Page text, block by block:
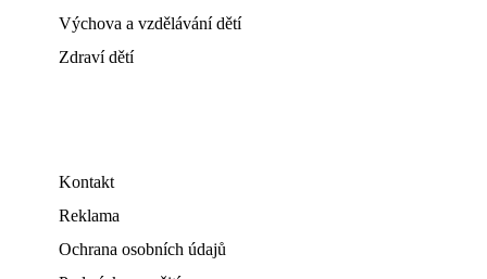
Výchova a vzdělávání dětí
Zdraví dětí
Kontakt
Reklama
Ochrana osobních údajů